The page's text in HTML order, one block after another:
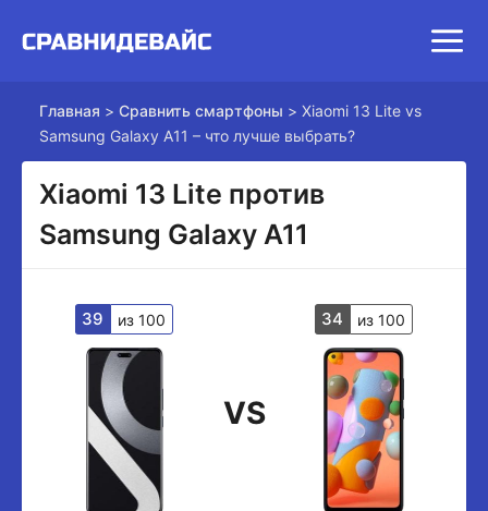
Главная > Сравнить смартфоны > Xiaomi 13 Lite vs
Samsung Galaxy A11 – что лучше выбрать?
Xiaomi 13 Lite против
Samsung Galaxy A11
39 из 100
VS
34 из 100